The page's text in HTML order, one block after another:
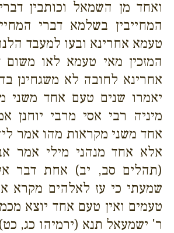
ואחד מן השמאל וכותבין
המחייבין בשלמא דברי
טעמא אחרינא ובעו למעבד
המזכין מאי טעמא לאו משום
אחרינא לחובה לא משגחינן
יאמרו שנים טעם אחד משני
מיניה רבי אסי מרבי יוחנן
אחד משני מקראות מהו אמר
אלא אחד מנהני מילי אמר
(תהלים סב, יב) אחת דבר
שמעתי כי עז לאלהים מקרא
טעמים ואין טעם אחד יוצא
ר' ישמעאל תנא (ירמיהו כג,